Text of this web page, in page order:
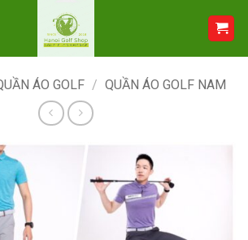
ÁO GOLF / QUẦN ÁO GOLF NAM